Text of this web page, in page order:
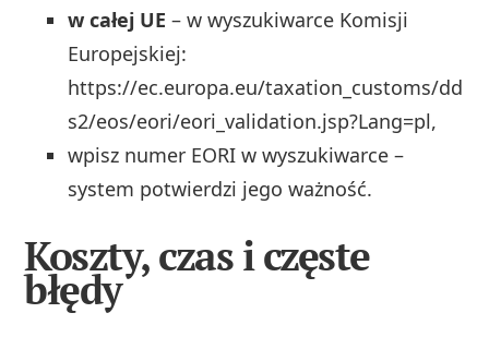
w całej UE – w wyszukiwarce Komisji
Europejskiej:
https://ec.europa.eu/taxation_customs/dd
s2/eos/eori/eori_validation.jsp?Lang=pl,
wpisz numer EORI w wyszukiwarce –
system potwierdzi jego ważność.
Koszty, czas i częste
błędy